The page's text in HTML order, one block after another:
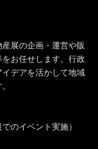
展の企画・運営や販
お任せします。行政
デアを活かして地域
のイベント実施）